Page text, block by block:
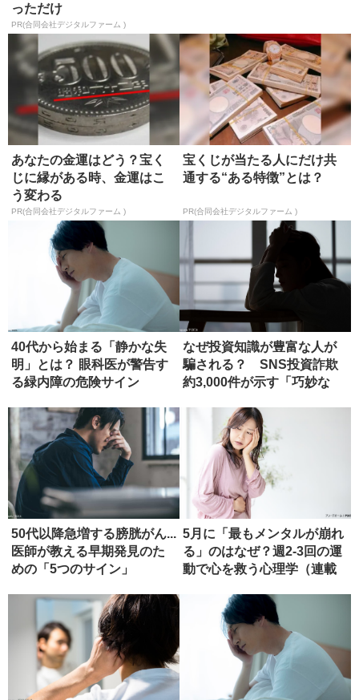
っただけ
PR(合同会社デジタルファーム )
あなたの金運はどう？宝く
じに縁がある時、金運はこ
う変わる
PR(合同会社デジタルファーム )
宝くじが当たる人にだけ共
通する“ある特徴”とは？
PR(合同会社デジタルファーム )
40代から始まる「静かな失
明」とは？ 眼科医が警告す
る緑内障の危険サイン
なぜ投資知識が豊富な人が
騙される？ SNS投資詐欺
約3,000件が示す「巧妙な
50代以降急増する膀胱がん...
医師が教える早期発見のた
めの「5つのサイン」
5月に「最もメンタルが崩れ
る」のはなぜ？週2-3回の運
動で心を救う心理学（連載